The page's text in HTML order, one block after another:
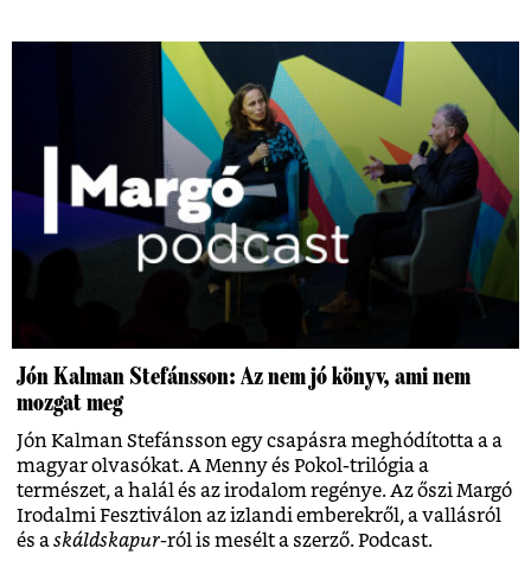
Jón Kalman Stefánsson: Az nem jó könyv, ami nem
mozgat meg
Jón Kalman Stefánsson egy csapásra meghódította a a
magyar olvasókat. A Menny és Pokol-trilógia a
természet, a halál és az irodalom regénye. Az őszi Margó
Irodalmi Fesztiválon az izlandi emberekről, a vallásról
és askáldskapur-ról is mesélt a szerző. Podcast.